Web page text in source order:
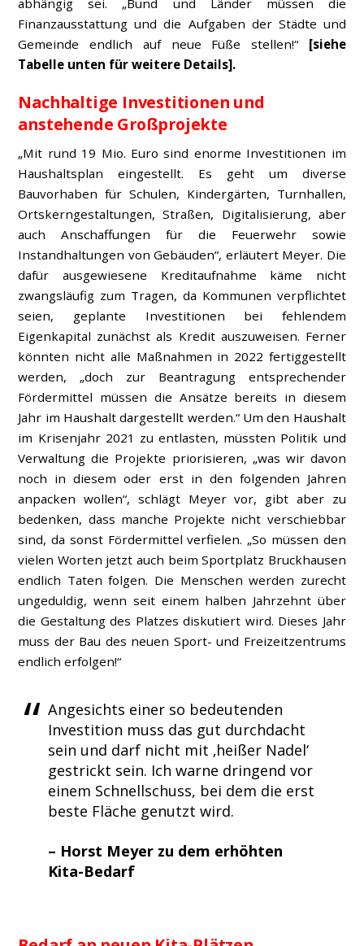
abhängig sei. „Bund und Länder müssen die
Finanzausstattung und die Aufgaben der Städte und
Gemeinde endlich auf neue Füße stellen!“ [siehe
Tabelle unten für weitere Details].
Nachhaltige Investitionen und
anstehende Großprojekte
„Mit rund 19 Mio. Euro sind enorme Investitionen im
Haushaltsplan eingestellt. Es geht um diverse
Bauvorhaben für Schulen, Kindergärten, Turnhallen,
Ortskerngestaltungen, Straßen, Digitalisierung, aber
auch Anschaffungen für die Feuerwehr sowie
Instandhaltungen von Gebäuden“, erläutert Meyer. Die
dafür ausgewiesene Kreditaufnahme käme nicht
zwangsläufig zum Tragen, da Kommunen verpflichtet
seien, geplante Investitionen bei fehlendem
Eigenkapital zunächst als Kredit auszuweisen. Ferner
könnten nicht alle Maßnahmen in 2022 fertiggestellt
werden, „doch zur Beantragung entsprechender
Fördermittel müssen die Ansätze bereits in diesem
Jahr im Haushalt dargestellt werden.“ Um den Haushalt
im Krisenjahr 2021 zu entlasten, müssten Politik und
Verwaltung die Projekte priorisieren, „was wir davon
noch in diesem oder erst in den folgenden Jahren
anpacken wollen“, schlägt Meyer vor, gibt aber zu
bedenken, dass manche Projekte nicht verschiebbar
sind, da sonst Fördermittel verfielen. „So müssen den
vielen Worten jetzt auch beim Sportplatz Bruckhausen
endlich Taten folgen. Die Menschen werden zurecht
ungeduldig, wenn seit einem halben Jahrzehnt über
die Gestaltung des Platzes diskutiert wird. Dieses Jahr
muss der Bau des neuen Sport- und Freizeitzentrums
endlich erfolgen!“
Angesichts einer so bedeutenden
Investition muss das gut durchdacht
sein und darf nicht mit ‚heißer Nadel‘
gestrickt sein. Ich warne dringend vor
einem Schnellschuss, bei dem die erst
beste Fläche genutzt wird.
– Horst Meyer zu dem erhöhten
Kita-Bedarf